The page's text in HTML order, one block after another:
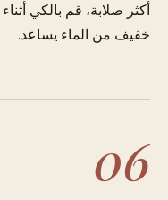
أكثر صلابة، قم بالكي
خفيف من الماء يساعد.
06